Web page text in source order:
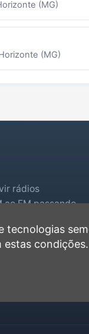
(MG)
(MG)
rádios
ao FM passando
tecnologias
condições.